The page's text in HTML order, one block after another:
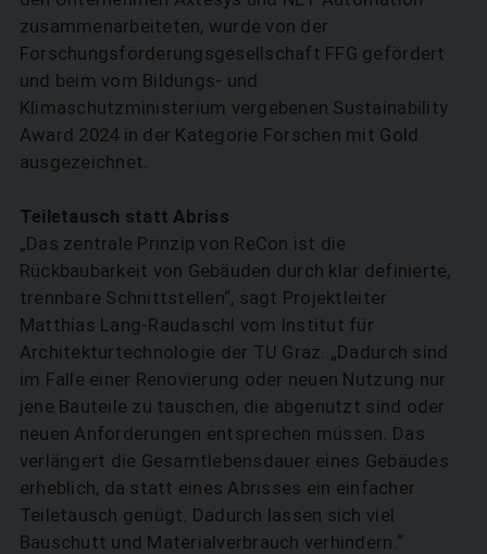
zusammenarbeiteten, wurde von der
Forschungsförderungsgesellschaft FFG gefördert
und beim vom Bildungs- und
Klimaschutzministerium vergebenen Sustainability
Award 2024 in der Kategorie Forschen mit Gold
ausgezeichnet.
Teiletausch statt Abriss
„Das zentrale Prinzip von ReCon ist die
Rückbaubarkeit von Gebäuden durch klar definierte,
trennbare Schnittstellen“, sagt Projektleiter
Matthias Lang-Raudaschl vom Institut für
Architekturtechnologie der TU Graz. „Dadurch sind
im Falle einer Renovierung oder neuen Nutzung nur
jene Bauteile zu tauschen, die abgenutzt sind oder
neuen Anforderungen entsprechen müssen. Das
verlängert die Gesamtlebensdauer eines Gebäudes
erheblich, da statt eines Abrisses ein einfacher
Teiletausch genügt. Dadurch lassen sich viel
Bauschutt und Materialverbrauch verhindern.“